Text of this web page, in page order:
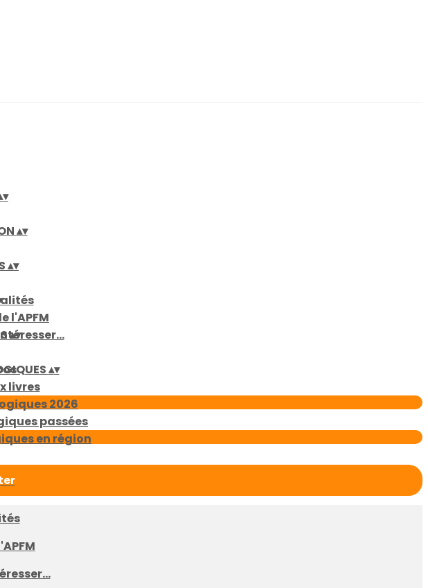
▾
▴▾
▴▾
l'APFM
▴▾
livres
▴▾
2026
passées
en région